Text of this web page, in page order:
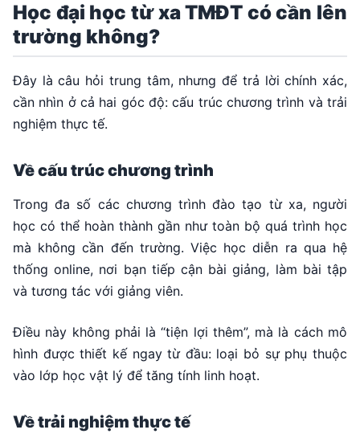
Học đại học từ xa TMĐT có cần lên
trường không?
Đây là câu hỏi trung tâm, nhưng để trả lời chính xác,
cần nhìn ở cả hai góc độ: cấu trúc chương trình và trải
nghiệm thực tế.
Về cấu trúc chương trình
Trong đa số các chương trình đào tạo từ xa, người
học có thể hoàn thành gần như toàn bộ quá trình học
mà không cần đến trường. Việc học diễn ra qua hệ
thống online, nơi bạn tiếp cận bài giảng, làm bài tập
và tương tác với giảng viên.
Điều này không phải là “tiện lợi thêm”, mà là cách mô
hình được thiết kế ngay từ đầu: loại bỏ sự phụ thuộc
vào lớp học vật lý để tăng tính linh hoạt.
Về trải nghiệm thực tế